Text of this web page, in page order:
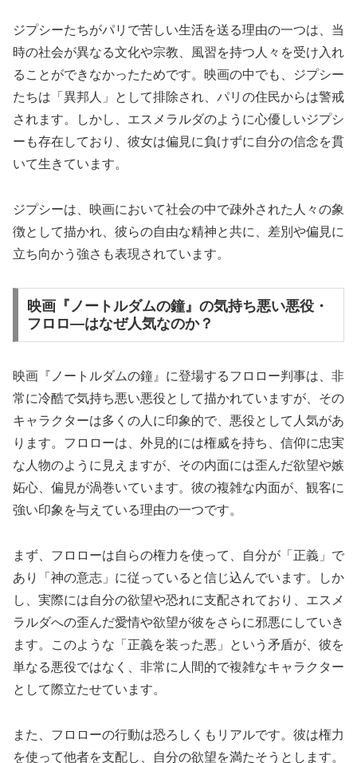
ジプシーたちがパリで苦しい生活を送る理由の一つは、当
時の社会が異なる文化や宗教、風習を持つ人々を受け入れ
ることができなかったためです。映画の中でも、ジプシー
たちは「異邦人」として排除され、パリの住民からは警戒
されます。しかし、エスメラルダのように心優しいジプシ
ーも存在しており、彼女は偏見に負けずに自分の信念を貫
いて生きています。
ジプシーは、映画において社会の中で疎外された人々の象
徴として描かれ、彼らの自由な精神と共に、差別や偏見に
立ち向かう強さも表現されています。
映画『ノートルダムの鐘』の気持ち悪い悪役・
フロロ―はなぜ人気なのか？
映画『ノートルダムの鐘』に登場するフロロー判事は、非
常に冷酷で気持ち悪い悪役として描かれていますが、その
キャラクターは多くの人に印象的で、悪役として人気があ
ります。フロローは、外見的には権威を持ち、信仰に忠実
な人物のように見えますが、その内面には歪んだ欲望や嫉
妬心、偏見が渦巻いています。彼の複雑な内面が、観客に
強い印象を与えている理由の一つです。
まず、フロローは自らの権力を使って、自分が「正義」で
あり「神の意志」に従っていると信じ込んでいます。しか
し、実際には自分の欲望や恐れに支配されており、エスメ
ラルダへの歪んだ愛情や欲望が彼をさらに邪悪にしていき
ます。このような「正義を装った悪」という矛盾が、彼を
単なる悪役ではなく、非常に人間的で複雑なキャラクター
として際立たせています。
また、フロローの行動は恐ろしくもリアルです。彼は権力
を使って他者を支配し、自分の欲望を満たそうとします。